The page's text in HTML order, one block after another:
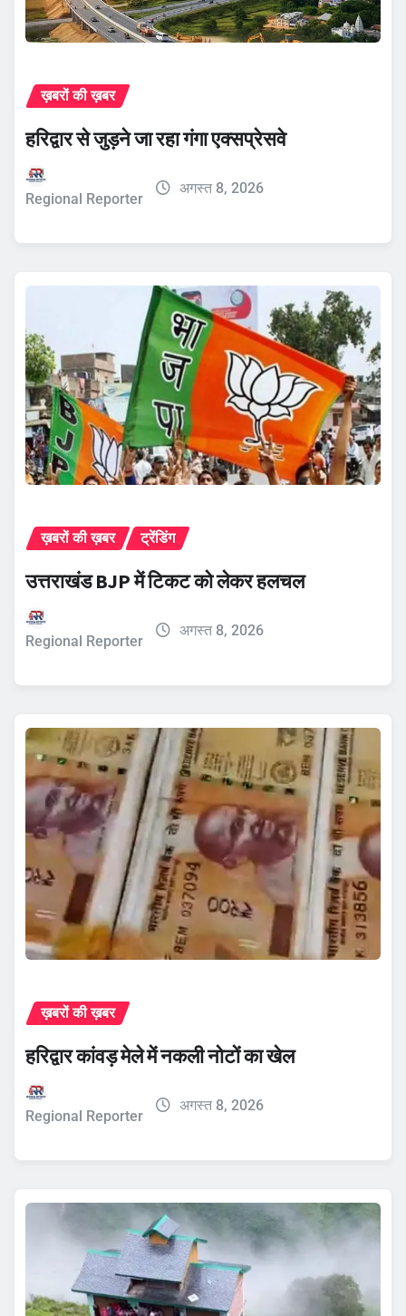
ख़बरों की ख़बर
हरिद्वार से जुड़ने जा रहा गंगा एक्सप्रेसवे
Regional Reporter
अगस्त 8, 2026
ख़बरों की ख़बर ट्रेंडिंग
उत्तराखंड BJP में टिकट को लेकर हलचल
Regional Reporter
अगस्त 8, 2026
ख़बरों की ख़बर
हरिद्वार कांवड़ मेले में नकली नोटों का खेल
Regional Reporter
अगस्त 8, 2026